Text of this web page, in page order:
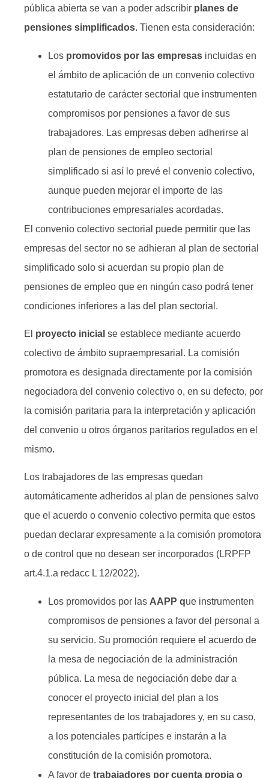
pública abierta se van a poder adscribir planes de
pensiones simplificados. Tienen esta consideración:
Los promovidos por las empresas incluidas en
el ámbito de aplicación de un convenio colectivo
estatutario de carácter sectorial que instrumenten
compromisos por pensiones a favor de sus
trabajadores. Las empresas deben adherirse al
plan de pensiones de empleo sectorial
simplificado si así lo prevé el convenio colectivo,
aunque pueden mejorar el importe de las
contribuciones empresariales acordadas.
El convenio colectivo sectorial puede permitir que las
empresas del sector no se adhieran al plan de sectorial
simplificado solo si acuerdan su propio plan de
pensiones de empleo que en ningún caso podrá tener
condiciones inferiores a las del plan sectorial.
El proyecto inicial se establece mediante acuerdo
colectivo de ámbito supraempresarial. La comisión
promotora es designada directamente por la comisión
negociadora del convenio colectivo o, en su defecto, por
la comisión paritaria para la interpretación y aplicación
del convenio u otros órganos paritarios regulados en el
mismo.
Los trabajadores de las empresas quedan
automáticamente adheridos al plan de pensiones salvo
que el acuerdo o convenio colectivo permita que estos
puedan declarar expresamente a la comisión promotora
o de control que no desean ser incorporados (LRPFP
art.4.1.a redacc L 12/2022).
Los promovidos por las AAPP que instrumenten
compromisos de pensiones a favor del personal a
su servicio. Su promoción requiere el acuerdo de
la mesa de negociación de la administración
pública. La mesa de negociación debe dar a
conocer el proyecto inicial del plan a los
representantes de los trabajadores y, en su caso,
a los potenciales partícipes e instarán a la
constitución de la comisión promotora.
A favor de trabajadores por cuenta propia o